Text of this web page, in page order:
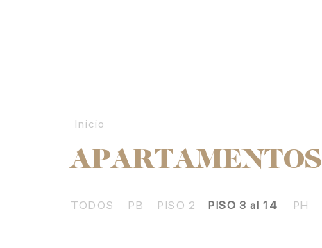
Inicio
APARTAMENTOS
TODOS PB PISO 2 PISO 3 al 14 PH